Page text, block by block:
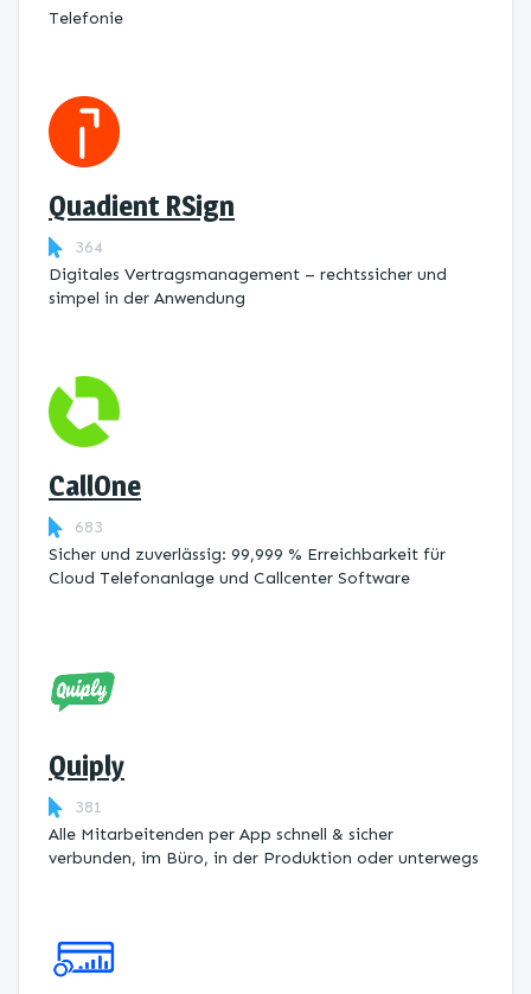
Telefonie
Quadient RSign
364
Digitales Vertragsmanagement – rechtssicher und
simpel in der Anwendung
CallOne
683
Sicher und zuverlässig: 99,999 % Erreichbarkeit für
Cloud Telefonanlage und Callcenter Software
Quiply
381
Alle Mitarbeitenden per App schnell & sicher
verbunden, im Büro, in der Produktion oder unterwegs